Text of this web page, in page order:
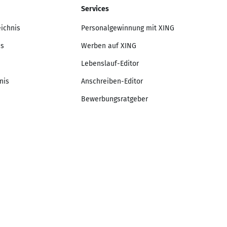
Services
Personalgewinnung mit XING
Werben auf XING
Lebenslauf-Editor
Anschreiben-Editor
Bewerbungsratgeber